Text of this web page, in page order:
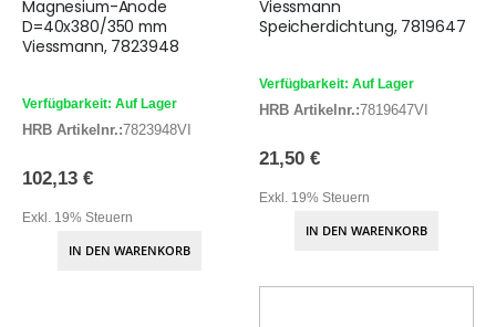
Magnesium-Anode
D=40x380/350 mm
Viessmann, 7823948
Verfügbarkeit: Auf Lager
HRB Artikelnr.:7823948VI
102,13 €
Exkl. 19% Steuern
IN DEN WARENKORB
Viessmann
Speicherdichtung, 7819647
Verfügbarkeit: Auf Lager
HRB Artikelnr.:7819647VI
21,50 €
Exkl. 19% Steuern
IN DEN WARENKORB